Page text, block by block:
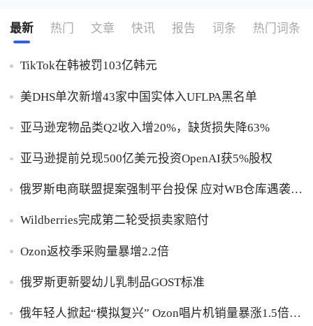
最新 热门 文章 快讯 报告 词条 热门词条
TikTok在韩被罚103亿韩元
美DHS单次新增43家中国实体入UFLPA黑名单
亚马逊宠物品类Q2收入增20%，缺货损失降63%
亚马逊提前兑现500亿美元投资OpenAI获5%股权
俄罗斯电商联盟提案强制平台投保 应对WB仓库遇袭卖
Wildberries完成第二轮受损卖家赔付
Ozon返校季采购量暴增2.2倍
俄罗斯更新婴幼儿乳制品GOST标准
俄年轻人掀起“模拟复兴” Ozon唱片机销量暴涨1.5倍黑